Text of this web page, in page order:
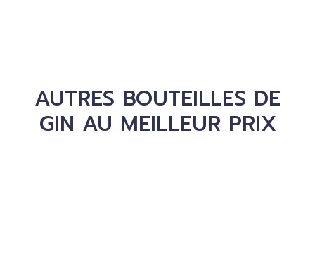
AUTRES BOUTEILLES DE
GIN AU MEILLEUR PRIX